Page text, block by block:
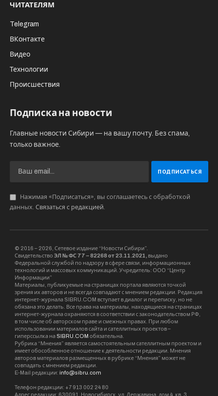
ЧИТАТЕЛЯМ
Telegram
ВКонтакте
Видео
Технологии
Происшествия
Подписка на новости
Главные новости Сибири — на вашу почту. Без спама,
только важное.
Нажимая «Подписаться», вы соглашаетесь с обработкой
данных. Связаться с редакцией
© 2016 – 2026, Сетевое издание “Новости Сибири”.
Свидетельство ЭЛ № ФС 77 – 82268 от 23.11.2021, выдано
Федеральной службой по надзору в сфере связи, информационных
технологий и массовых коммуникаций. Учредитель: ООО “Центр
Информации”
Материалы, публикуемые на страницах портала являются точкой
зрения их авторов и не всегда совпадают с мнением редакции. Редакция
интернет-журнала SIBRU.COM вступает в диалог и переписку, но не
обязана это делать. Все права на материалы, находящиеся на страницах
интернет-журнала охраняются в соответствии с законодательством РФ,
в том числе об авторском праве и смежных правах. При любом
использовании материалов сайта и сателлитных проектов –
гиперссылка на SIBRU.COM обязательна.
Рубрика “Мнения” является самостоятельным сателлитным проектом и
имеет обособленное отношение к деятельности редакции. Мнения
авторов материалов размещенных в рубрике “Мнения” может не
совпадать с мнением редакции.
E-Mail редакции: info@sibru.com
Телефон редакции: +7 913 002 24 80
Адрес редакции: 630091, Новосибирск, ул. Державина, дом 4, кв. 3